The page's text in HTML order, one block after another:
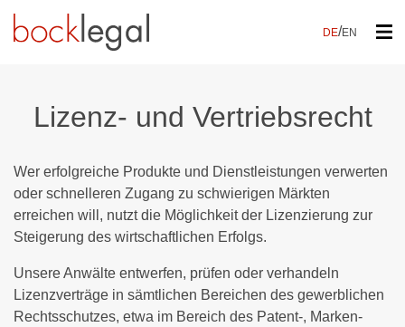
DE/EN
Lizenz- und Vertriebsrecht
Wer erfolgreiche Produkte und Dienstleistungen verwerten
oder schnelleren Zugang zu schwierigen Märkten
erreichen will, nutzt die Möglichkeit der Lizenzierung zur
Steigerung des wirtschaftlichen Erfolgs.
Unsere Anwälte entwerfen, prüfen oder verhandeln
Lizenzverträge in sämtlichen Bereichen des gewerblichen
Rechtsschutzes, etwa im Bereich des Patent-, Marken-